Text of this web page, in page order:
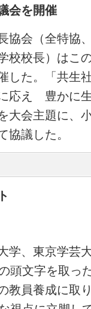
会を開催
協会（全特協
校校長）はこ
した。「共生
応え 豊かに
大会主題に、
協議した。
学、東京学芸
頭文字を取っ
教員養成に取